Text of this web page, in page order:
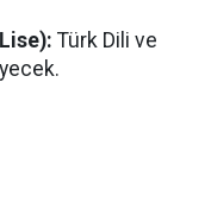
Türk Dili ve